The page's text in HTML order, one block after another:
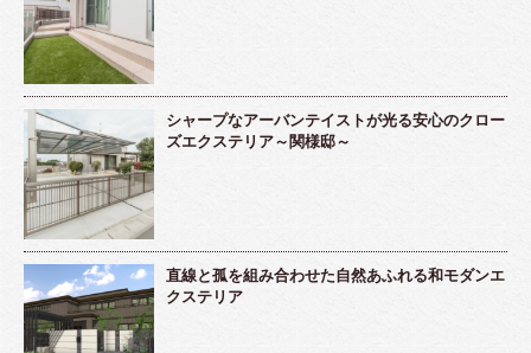
シャープなアーバンテイストが光る安心のクロー
ズエクステリア～関様邸～
直線と孤を組み合わせた自然あふれる和モダンエ
クステリア